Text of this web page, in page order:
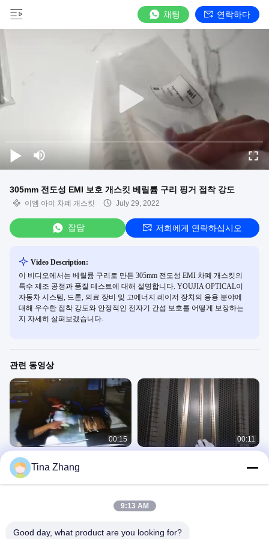
채팅 연락하다
305mm 전도성 EMI 보호 개스킷 베릴륨 구리 핑거 접착 강도
이엠 아이 차폐 개스킷 July 29, 2022
잡담 저희에게 연락하십시오
Video Description:
이 비디오에서는 베릴륨 구리로 만든 305mm 전도성 EMI 차폐 개스킷의
특수 제조 공정과 품질 테스트에 대해 설명합니다. YOUJIA OPTICAL이
자동차 시스템, 드론, 의료 장비 및 고에너지 레이저 장치의 응용 분야에
대해 우수한 접착 강도와 안정적인 전자기 간섭 보호를 어떻게 보장하는
지 자세히 살펴보겠습니다.
관련 동영상
00:15
Rf 보호 문 Emi 보호 가스켓 접착 유도
Becu Fingerstock
이엠 아이 차폐 개스킷
00:11
Tina Zhang
9:13 AM
Good day, what product are you looking for?